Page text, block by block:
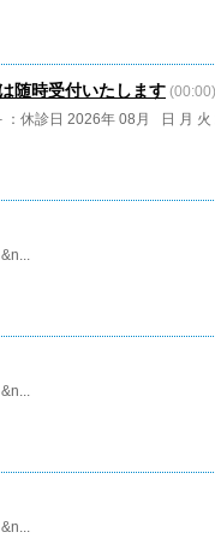
時受付いたします (00:00)
休診日 2026年 08月 日 月